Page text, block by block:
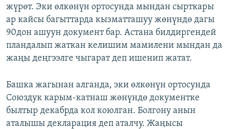
жүрөт. Эки өлкөнүн ортосунда мындан сырткары
ар кайсы багыттарда кызматташуу жөнүндө дагы
90дон ашуун документ бар. Астана билдиргендей
пландалып жаткан келишим мамилени мындан да
жаңы деңгээлге чыгарат деп ишенип жатат.
Башка жагынан алганда, эки өлкөнүн ортосунда
Союздук карым-катнаш жөнүндө документке
былтыр декабрда кол коюлган. Болгону анын
аталышы декларация деп аталчу. Жаңысы